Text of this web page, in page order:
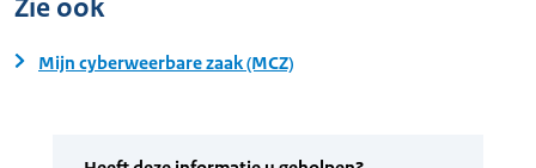
Zie ook
Mijn cyberweerbare zaak (MCZ)